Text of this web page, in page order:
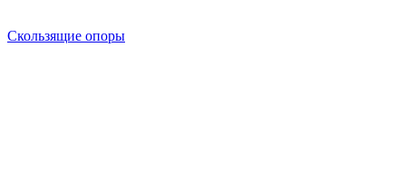
Скользящие опоры